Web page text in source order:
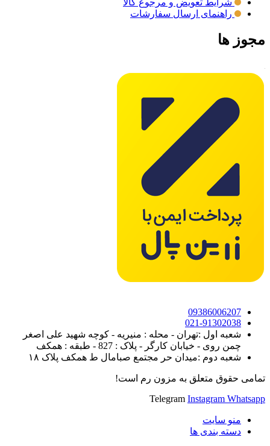
شرایط تعویض و مرجوع کالا
راهنمای ارسال سفارشات
مجوز ها
09386006207
021-91302038
شعبه اول :تهران - محله : منیریه - کوچه شهید علی اصغر
چمن روی - خیابان کارگر - پلاک : 827 - طبقه : همکف
شعبه دوم :میدان حر مجتمع صبامال ط همکف پلاک ۱۸
تمامی حقوق متعلق به مزون رم است!
Telegram Instagram Whatsapp
منو سایت
دسته بندی ها